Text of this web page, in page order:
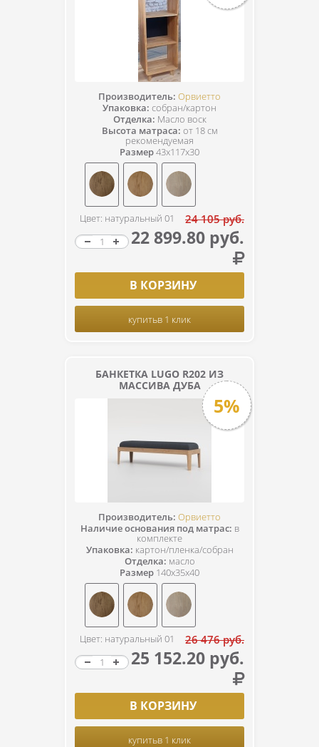
Производитель: Орвиетто
Упаковка: собран/картон
Отделка: Масло воск
Высота матраса: от 18 см
рекомендуемая
Размер43x117x30
Цвет: натуральный 01 24 105 руб.
22 899.80 руб.
В КОРЗИНУ
купитьв 1 клик
БАНКЕТКА LUGO R202 ИЗ
МАССИВА ДУБА
5%
Производитель: Орвиетто
Наличие основания под матрас: в
комплекте
Упаковка: картон/пленка/собран
Отделка: масло
Размер 140x35x40
Цвет: натуральный 01 26 476 руб.
25 152.20 руб.
В КОРЗИНУ
купитьв 1 клик